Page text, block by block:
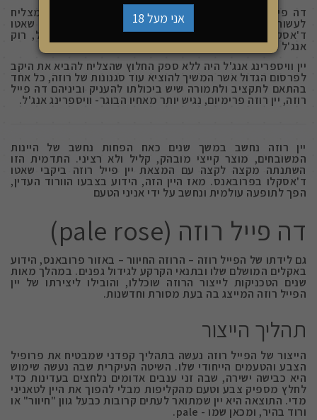
דה פייל רוזה כשר הוא בדיוק כזה, יין רוזה פרובאנס שמצליח
לעשות רנסנס לעולם הרוזה יחד עם מגוון היינות של שאטו
ד'אסקלנס, ביתו של המלאך הלוחש- יין וויספרינג אנג'ל, רוק
אנג'ל ועוד.
יין וויספרינג אנג'ל היה ללא ספק החלוץ שהצליח להביא את היקב
לפרסום הגדול אשר המשיך להוציא עוד סגנונות של רוזה, כל אחד
בהתאם לתקציב ולתמורה שיש ביכולתו להעניק וביניהם דה פייל
רוזה, יין רוזה פרימיום, נגיש יותר מאחיו הבוגר- וויספרינג אנג'ל.
יין רוזה נחשב במשך שנים כאח הפחות נחשב של היינות
המשובחים, מוצר קייצי מובהק, קליל ולא רציני. התדמית הזו
השתנתה מקצה לקצה עם המצאת יין פייל רוזה ביקבי שאטו
ד'אסקלו בפרובאנס. מאז היין הזה, הידוע בצבעו הוורוד העדין,
הפך לתופעה עולמית ונחשב על ידי אניני הטעם
דה פייל רוזה (pale rose)
גם לידתו של הפייל רוזה – הרוזה החיוור – באזור פרובאנס, הידוע
באקלים המושלם שלו ובתנאי הקרקע לגידול גפנים. במהלך מאות
שנים הטכניקות לייצור הרוזה שוכללו, והובילו ליצירתו של יין
הפייל רוזה המייצג בה בעת מסורת וחדשנות.
תהליך הייצור
הייצור של הפייל רוזה נעשה בתהליך קפדני שמבטיח את פרופיל
הצבע והטעמים הייחודי שלו. השיטה העיקרית שבה נעשה שימוש
היא כבישה ישירה, שבה זני ענבים אדומים נלחצים בעדינות כדי
לחלץ מספיק צבע וטעם מהקליפות מבלי להפוך את היין לטאניני
מדי. התוצאה היא יין שמתואר לעתים קרובות כבעל גוון "חיוור" או
ורוד בהיר, ומכאן שמו - pale.
אני מעל 18